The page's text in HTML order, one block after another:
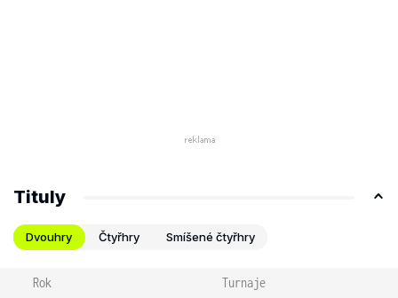
Tituly
Dvouhry Čtyřhry Smíšené čtyřhry
Rok Turnaje